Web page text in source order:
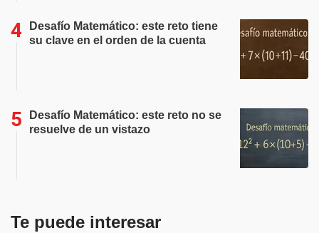
Desafío Matemático: este reto tiene
su clave en el orden de la cuenta
Desafío Matemático: este reto no se
resuelve de un vistazo
Te puede interesar